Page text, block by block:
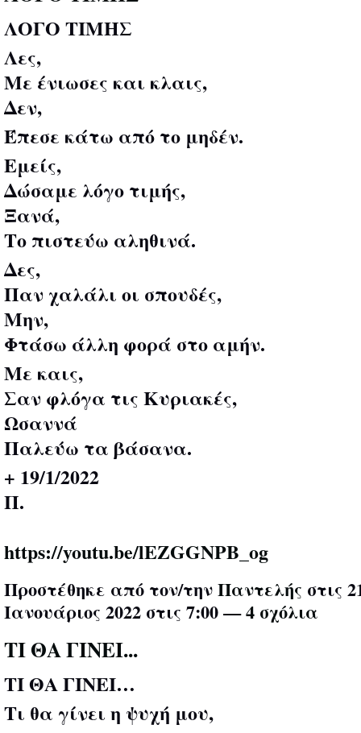
ΛΟΓΟ ΤΙΜΗΣ
Λες,
Με ένιωσες και κλαις,
Δεν,
Έπεσε κάτω από το μηδέν.
Εμείς,
Δώσαμε λόγο τιμής,
Ξανά,
Το πιστεύω αληθινά.
Δες,
Παν χαλάλι οι σπουδές,
Μην,
Φτάσω άλλη φορά στο αμήν.
Με καις,
Σαν φλόγα τις Κυριακές,
Ωσαννά
Παλεύω τα βάσανα.
+ 19/1/2022
Π.
https://youtu.be/lEZGGNPB_og
Προστέθηκε από τον/τηνΠαντελής στις
Ιανουάριος 2022 στις 7:00 —4 σχόλια
ΤΙ ΘΑ ΓΙΝΕΙ...
ΤΙ ΘΑ ΓΙΝΕΙ…
Τι θα γίνει η ψυχή μου,